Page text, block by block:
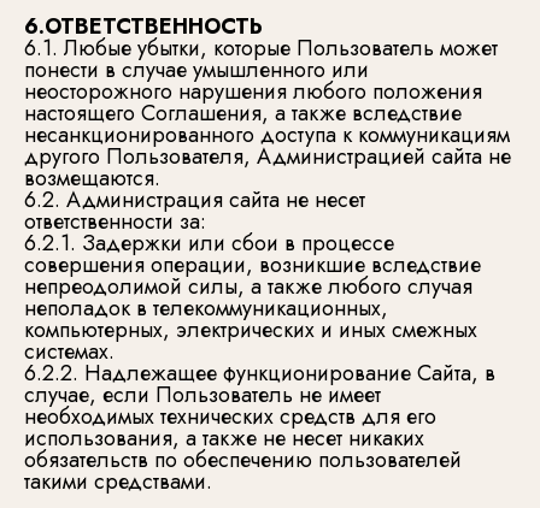
6.ОТВЕТСТВЕННОСТЬ
6.1. Любые убытки, которые Пользователь может
понести в случае умышленного или
неосторожного нарушения любого положения
настоящего Соглашения, а также вследствие
несанкционированного доступа к коммуникациям
другого Пользователя, Администрацией сайта не
возмещаются.
6.2. Администрация сайта не несет
ответственности за:
6.2.1. Задержки или сбои в процессе
совершения операции, возникшие вследствие
непреодолимой силы, а также любого случая
неполадок в телекоммуникационных,
компьютерных, электрических и иных смежных
системах.
6.2.2. Надлежащее функционирование Сайта, в
случае, если Пользователь не имеет
необходимых технических средств для его
использования, а также не несет никаких
обязательств по обеспечению пользователей
такими средствами.